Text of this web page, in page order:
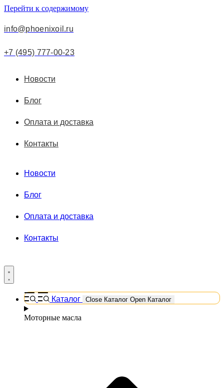
Перейти к содержимому
info@phoenixoil.ru
+7 (495) 777-00-23
Новости
Блог
Оплата и доставка
Контакты
Новости
Блог
Оплата и доставка
Контакты
Каталог Close Каталог Open Каталог
Моторные масла